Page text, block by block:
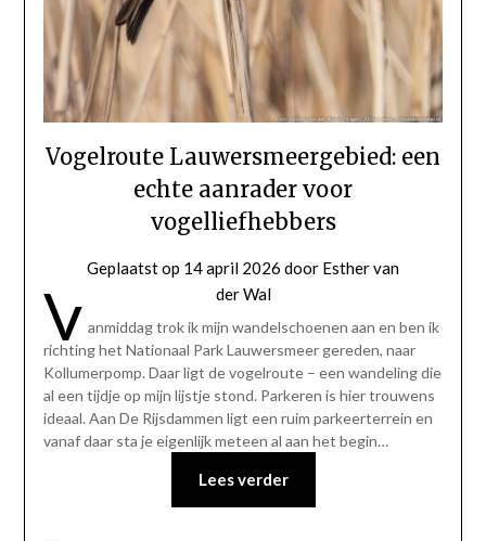
Vogelroute Lauwersmeergebied: een
echte aanrader voor
vogelliefhebbers
Geplaatst op 14 april 2026 door Esther van
der Wal
V anmiddag trok ik mijn wandelschoenen aan en ben ik
richting het Nationaal Park Lauwersmeer gereden, naar
Kollumerpomp. Daar ligt de vogelroute – een wandeling die
al een tijdje op mijn lijstje stond. Parkeren is hier trouwens
ideaal. Aan De Rijsdammen ligt een ruim parkeerterrein en
vanaf daar sta je eigenlijk meteen al aan het begin…
Lees verder